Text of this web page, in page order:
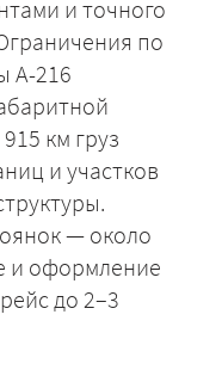
и точного
по
А-216
км груз
и участков
— около
и оформление
до 2–3
520-05-23